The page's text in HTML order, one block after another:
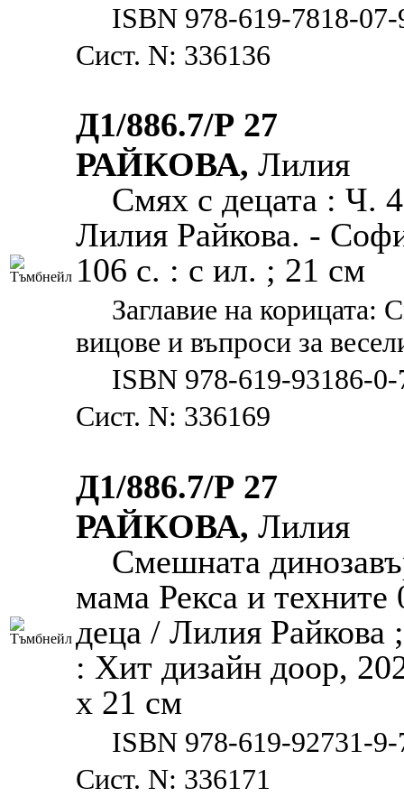
ISBN 978-619-7818-07-
Сист. N: 336136
Д1/886.7/Р 27
РАЙКОВА, Лилия
Смях с децата : Ч.
Лилия Райкова. -
106 с. : с ил. ; 21 см
Заглавие на корицата:
вицове и въпроси за
ISBN 978-619-93186-0-
Сист. N: 336169
Д1/886.7/Р 27
РАЙКОВА, Лилия
Смешната
мама Рекса и
деца / Лилия
: Хит дизайн доор,
x 21 см
ISBN 978-619-92731-9-
Сист. N: 336171